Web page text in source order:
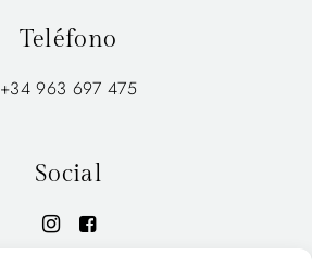
Teléfono
+34 963 697 475
Social